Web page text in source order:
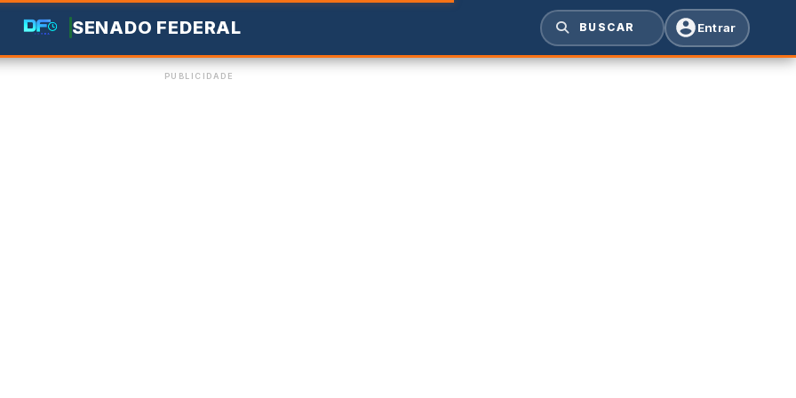
SENADO FEDERAL BUSCAR Entrar
PUBLICIDADE